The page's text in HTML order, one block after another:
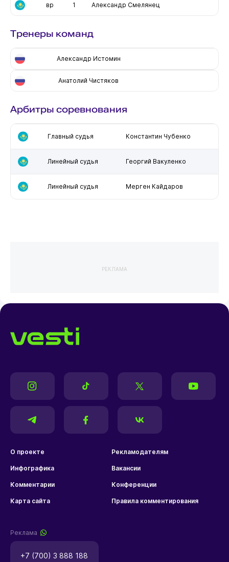
вр 1 Александр Смелянец
Тренеры команд
Александр Истомин
Анатолий Чистяков
Арбитры соревнования
Главный судья Константин Чубенко
Линейный судья Георгий Вакуленко
Линейный судья Мерген Кайдаров
РЕКЛАМА
О проекте Рекламодателям
Инфографика Вакансии
Комментарии Конференции
Карта сайта Правила комментирования
Реклама
+7 (700) 3 888 188